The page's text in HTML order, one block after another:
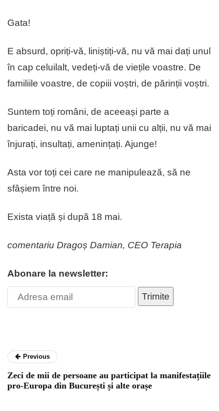
Gata!
E absurd, opriți-vă, liniștiți-vă, nu vă mai dați unul
în cap celuilalt, vedeți-vă de viețile voastre. De
familiile voastre, de copiii voștri, de părinții voștri.
Suntem toți români, de aceeași parte a
baricadei, nu vă mai luptați unii cu alții, nu vă mai
înjurați, insultați, amenințați. Ajunge!
Asta vor toți cei care ne manipulează, să ne
sfâșiem între noi.
Exista viață și după 18 mai.
comentariu Dragoș Damian, CEO Terapia
Abonare la newsletter:
Trimite
Previous
Zeci de mii de persoane au participat la manifestațiile
pro-Europa din București și alte orașe